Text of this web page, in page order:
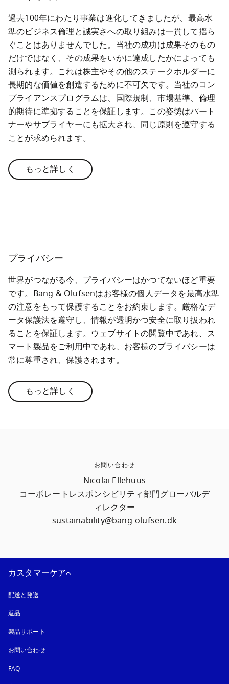
過去100年にわたり事業は進化してきましたが、最高水
準のビジネス倫理と誠実さへの取り組みは一貫して揺ら
ぐことはありませんでした。当社の成功は成果そのもの
だけではなく、その成果をいかに達成したかによっても
測られます。これは株主やその他のステークホルダーに
長期的な価値を創造するために不可欠です。当社のコン
プライアンスプログラムは、国際規制、市場基準、倫理
的期待に準拠することを保証します。この姿勢はパート
ナーやサプライヤーにも拡大され、同じ原則を遵守する
ことが求められます。
もっと詳しく
プライバシー
世界がつながる今、プライバシーはかつてないほど重要
です。Bang & Olufsenはお客様の個人データを最高水準
の注意をもって保護することをお約束します。厳格なデ
ータ保護法を遵守し、情報が透明かつ安全に取り扱われ
ることを保証します。ウェブサイトの閲覧中であれ、ス
マート製品をご利用中であれ、お客様のプライバシーは
常に尊重され、保護されます。
もっと詳しく
お問い合わせ
Nicolai Ellehuus
コーポレートレスポンシビリティ部門グローバルデ
ィレクター
sustainability@bang-olufsen.dk
カスタマーケア
配送と発送
返品
製品サポート
お問い合わせ
FAQ